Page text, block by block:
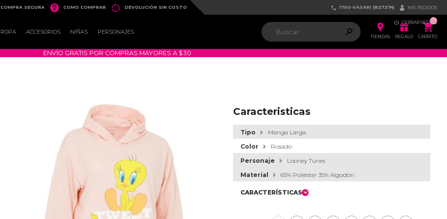
COMPRA SEGURA  COMO COMPRAR  DEVOLUCIÓN SIN COSTO  1700-VASARI (827274)  MIS PEDIDOS
 CERRAR SESIÓN
ROPA ACCESORIOS NIÑAS PERSONAJES  
TIENDAS

REGALO
ຐ
CARRITO
ENVÍO GRATIS POR COMPRAS MAYORES A $30
Caracteristicas
Tipo
Manga Larga
Color
Rosado
Personaje
Looney Tunes
Material
65% Poliéster 35% Algodón
CARACTERÍSTICAS